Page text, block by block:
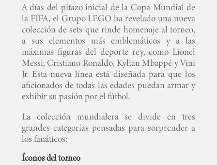
A días del pitazo inicial de la Copa Mundial de
la FIFA, el Grupo LEGO ha revelado una nueva
colección de sets que rinde homenaje al torneo,
a sus elementos más emblemáticos y a las
máximas figuras del deporte rey, como Lionel
Messi, Cristiano Ronaldo, Kylian Mbappé y Vini
Jr. Esta nueva línea está diseñada para que los
aficionados de todas las edades puedan armar y
exhibir su pasión por el fútbol.
La colección mundialera se divide en tres
grandes categorías pensadas para sorprender a
los fanáticos:
Íconos del torneo